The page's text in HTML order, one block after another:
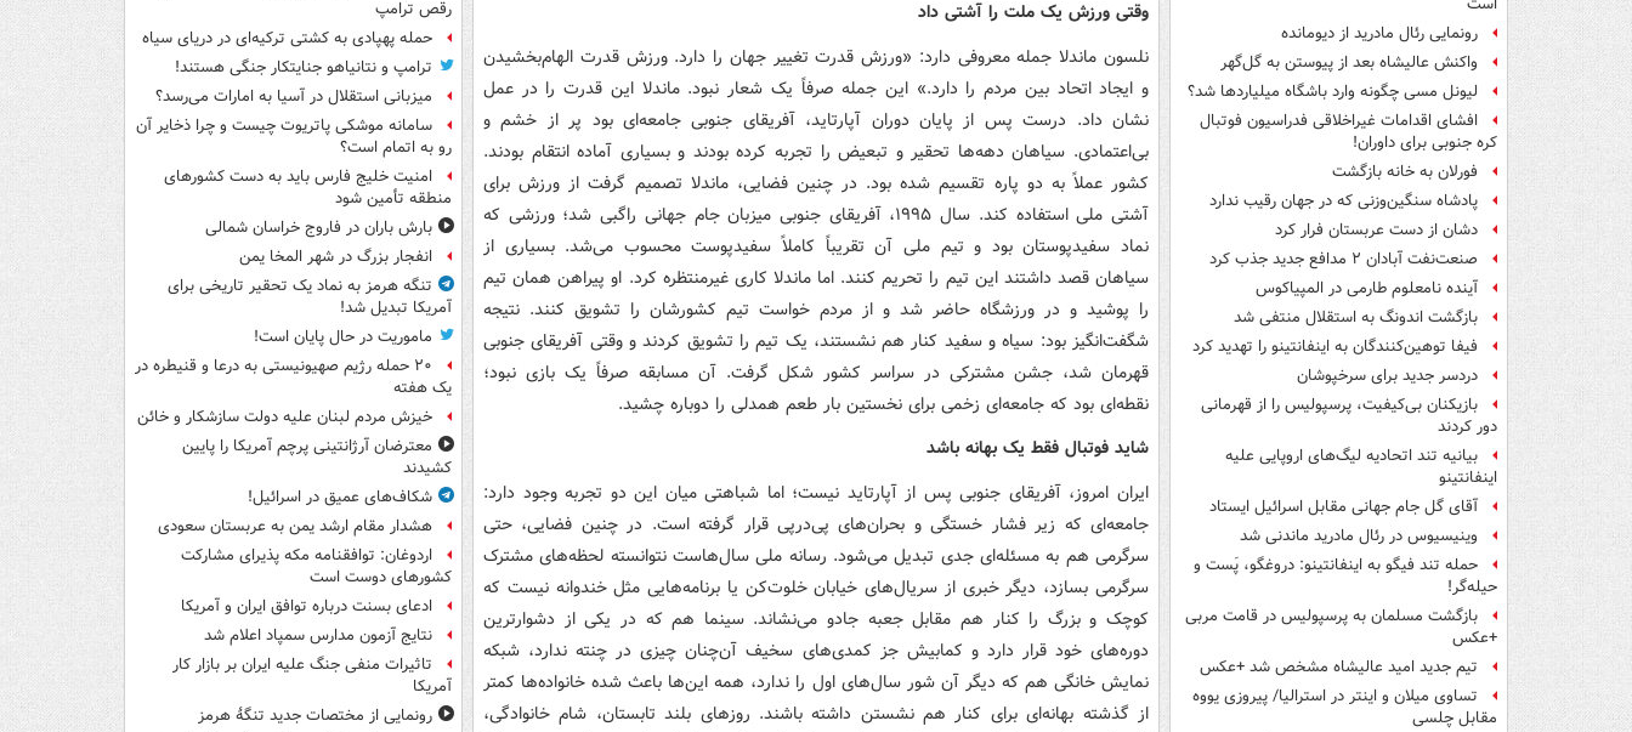
است
رونمایی رئال مادرید از دیومانده
واکنش عالیشاه بعد از پیوستن به گل‌گهر
لیونل مسی چگونه وارد باشگاه میلیاردها شد؟
افشای اقدامات غیراخلاقی فدراسیون فوتبال
کره جنوبی برای داوران!
فورلان به خانه بازگشت
پادشاه سنگین‌وزنی که در جهان رقیب ندارد
دشان از دست عربستان فرار کرد
صنعت‌نفت آبادان ۲ مدافع جدید جذب کرد
آینده نامعلوم طارمی در المپیاکوس
بازگشت اندونگ به استقلال منتفی شد
فیفا توهین‌کنندگان به اینفانتینو را تهدید کرد
دردسر جدید برای سرخپوشان
بازیکنان بی‌کیفیت، پرسپولیس را از قهرمانی
دور کردند
بیانیه تند اتحادیه لیگ‌های اروپایی علیه
اینفانتینو
آقای گل جام جهانی مقابل اسرائیل ایستاد
وینیسیوس در رئال مادرید ماندنی شد
حمله تند فیگو به اینفانتینو: دروغگو، پَست‌ و
حیله‌گر!
بازگشت مسلمان به پرسپولیس در قامت مربی
+عکس
تیم جدید امید عالیشاه مشخص شد +عکس
تساوی میلان و اینتر در استرالیا/ پیروزی یووه
مقابل چلسی
وقتی ورزش یک ملت را آشتی داد
نلسون ماندلا جمله معروفی دارد: «ورزش قدرت تغییر جهان را دارد. ورزش قدرت الهام‌بخشیدن
و ایجاد اتحاد بین مردم را دارد.» این جمله صرفاً یک شعار نبود. ماندلا این قدرت را در عمل
نشان داد. درست پس از پایان دوران آپارتاید، آفریقای جنوبی جامعه‌ای بود پر از خشم و
بی‌اعتمادی. سیاهان دهه‌ها تحقیر و تبعیض را تجربه کرده بودند و بسیاری آماده انتقام بودند.
کشور عملاً به دو پاره تقسیم شده بود. در چنین فضایی، ماندلا تصمیم گرفت از ورزش برای
آشتی ملی استفاده کند. سال ۱۹۹۵، آفریقای جنوبی میزبان جام جهانی راگبی شد؛ ورزشی که
نماد سفیدپوستان بود و تیم ملی آن تقریباً کاملاً سفیدپوست محسوب می‌شد. بسیاری از
سیاهان قصد داشتند این تیم را تحریم کنند. اما ماندلا کاری غیرمنتظره کرد. او پیراهن همان تیم
را پوشید و در ورزشگاه حاضر شد و از مردم خواست تیم کشورشان را تشویق کنند. نتیجه
شگفت‌انگیز بود: سیاه و سفید کنار هم نشستند، یک تیم را تشویق کردند و وقتی آفریقای جنوبی
قهرمان شد، جشن مشترکی در سراسر کشور شکل گرفت. آن مسابقه صرفاً یک بازی نبود؛
نقطه‌ای بود که جامعه‌ای زخمی برای نخستین بار طعم همدلی را دوباره چشید.
شاید فوتبال فقط یک بهانه باشد
ایران امروز، آفریقای جنوبی پس از آپارتاید نیست؛ اما شباهتی میان این دو تجربه وجود دارد:
جامعه‌ای که زیر فشار خستگی و بحران‌های پی‌درپی قرار گرفته است. در چنین فضایی، حتی
سرگرمی هم به مسئله‌ای جدی تبدیل می‌شود. رسانه ملی سال‌هاست نتوانسته لحظه‌های مشترک
سرگرمی بسازد، دیگر خبری از سریال‌های خیابان خلوت‌کن یا برنامه‌هایی مثل خندوانه نیست که
کوچک و بزرگ را کنار هم مقابل جعبه جادو می‌نشاند. سینما هم که در یکی از دشوارترین
دوره‌های خود قرار دارد و کمابیش جز کمدی‌های سخیف آن‌چنان چیزی در چنته ندارد، شبکه
نمایش خانگی هم که دیگر آن شور سال‌های اول را ندارد، همه این‌ها باعث شده‌ خانواده‌ها کمتر
از گذشته بهانه‌ای برای کنار هم نشستن داشته باشند. روزهای بلند تابستان‌، شام‌ خانوادگی،
رقص ترامپ
حمله پهپادی به کشتی ترکیه‌ای در دریای سیاه
ترامپ و نتانیاهو جنایتکار جنگی هستند!
میزبانی استقلال در آسیا به امارات می‌رسد؟
سامانه موشکی پاتریوت چیست و چرا ذخایر آن
رو به اتمام است؟
امنیت خلیج فارس باید به دست کشورهای
منطقه تأمین شود
بارش باران در فاروج خراسان شمالی
انفجار بزرگ در شهر المخا یمن
تنگه هرمز به نماد یک تحقیر تاریخی برای
آمریکا تبدیل شد!
ماموریت در حال پایان است!
۲۰ حمله رژیم صهیونیستی به درعا و قنیطره در
یک هفته
خیزش مردم لبنان علیه دولت سازشکار و خائن
معترضان آرژانتینی پرچم آمریکا را پایین
کشیدند
شکاف‌های عمیق در اسرائیل!
هشدار مقام ارشد یمن به عربستان سعودی
اردوغان: توافقنامه مکه پذیرای مشارکت
کشورهای دوست است
ادعای بسنت درباره توافق ایران و آمریکا
نتایج آزمون مدارس سمپاد اعلام شد
تاثیرات منفی جنگ علیه ایران بر بازار کار
آمریکا
رونمایی از مختصات جدید تنگۀ هرمز